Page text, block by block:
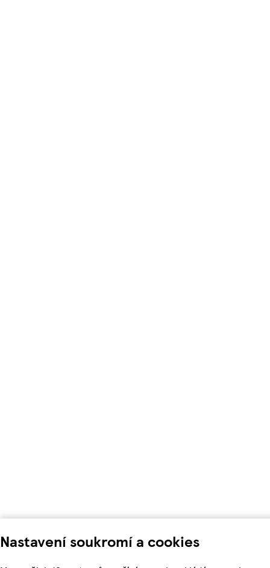
Nastavení soukromí a cookies